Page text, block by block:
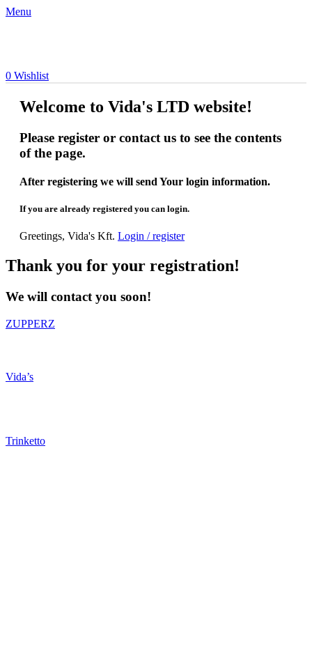
Menu
0 Wishlist
Welcome to Vida's LTD website!
Please register or contact us to see the contents
of the page.
After registering we will send Your login information.
If you are already registered you can login.
Greetings, Vida's Kft. Login / register
Thank you for your registration!
We will contact you soon!
ZUPPERZ
Vida’s
Trinketto